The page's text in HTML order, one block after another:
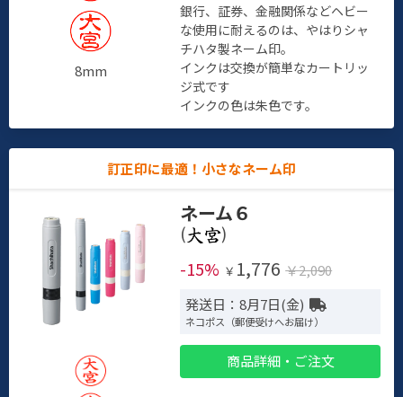
8mm
銀行、証券、金融関係などヘビー
な使用に耐えるのは、やはりシャ
チハタ製ネーム印。
インクは交換が簡単なカートリッ
ジ式です
インクの色は朱色です。
訂正印に最適！小さなネーム印
ネーム６
(
)
-15% ￥ 1,776 ￥2,090
発送日：8月7日(金)
ネコポス（郵便受けへお届け）
商品詳細・ご注文